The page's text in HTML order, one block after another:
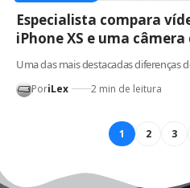
Especialista compara
iPhone XS e uma
Uma das mais destacadas diferenças
PoriLex 2 min de leitura
1 2 3